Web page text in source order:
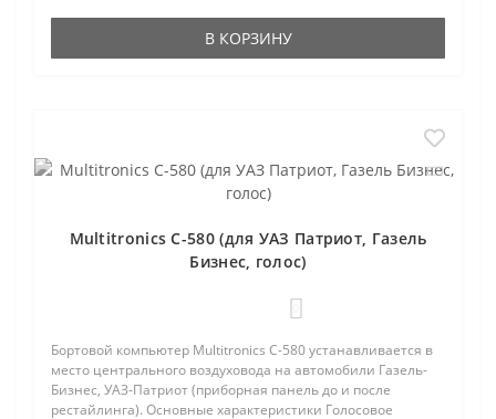
В КОРЗИНУ
Multitronics C-580 (для УАЗ Патриот, Газель
Бизнес, голос)
Бортовой компьютер Multitronics C-580 устанавливается в
место центрального воздуховода на автомобили Газель-
Бизнес, УАЗ-Патриот (приборная панель до и после
рестайлинга). Основные характеристики Голосовое